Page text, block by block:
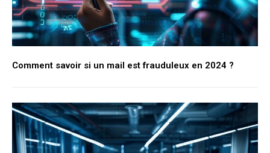
Comment savoir si un mail est frauduleux en 2024 ?